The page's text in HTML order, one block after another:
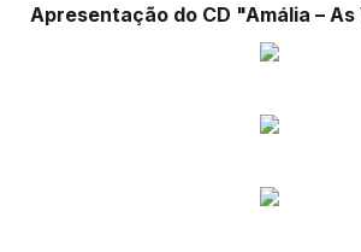
Apresentação do CD "Amália –